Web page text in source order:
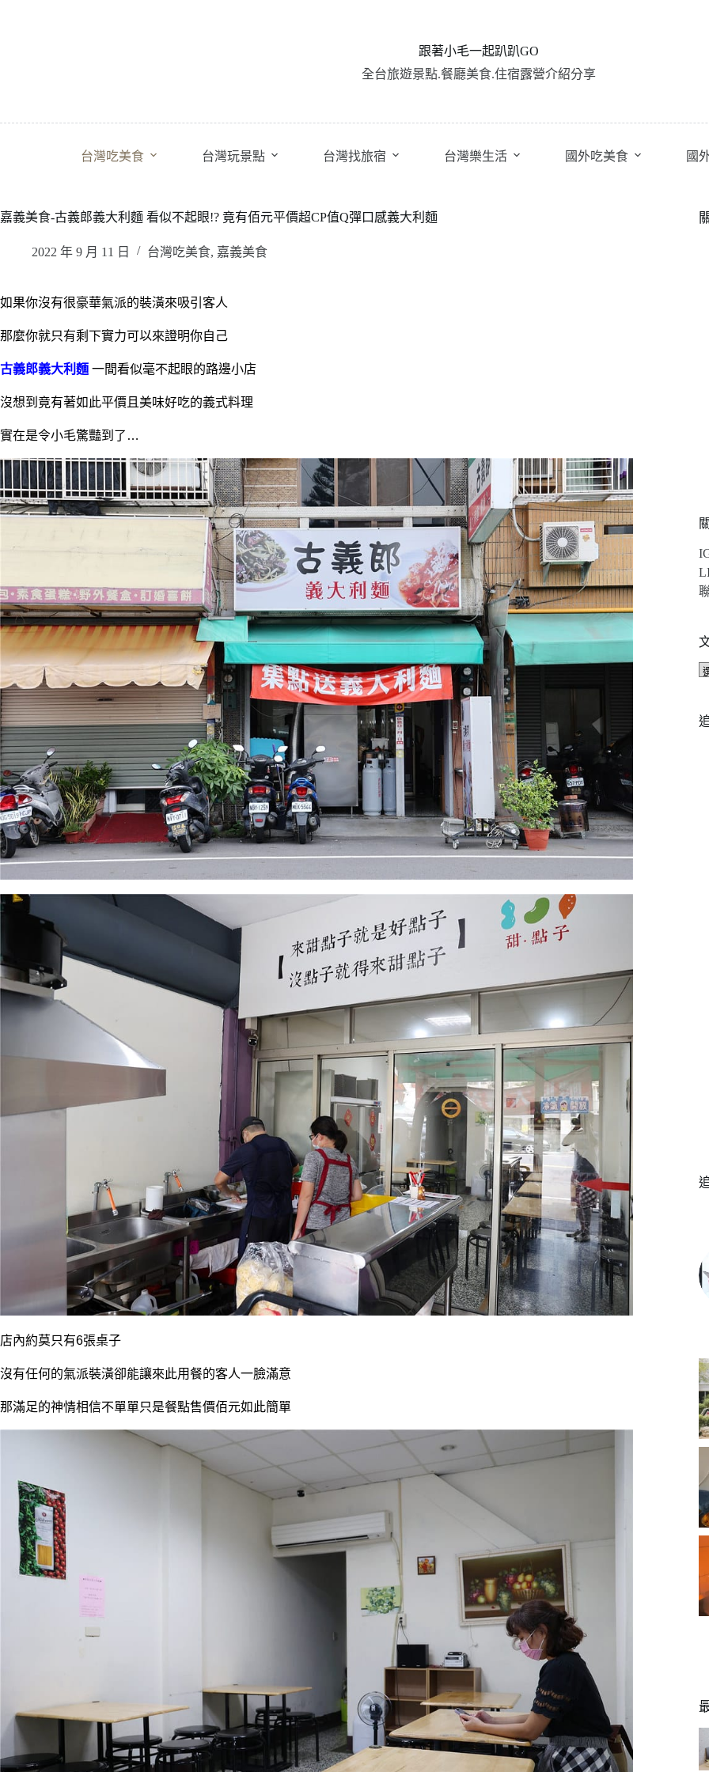
跟著小毛一起趴趴GO
全台旅遊景點.餐廳美食.住宿露營介紹分享
台灣吃美食 台灣玩景點 台灣找旅宿 台灣樂生活 國外吃美食 國
嘉義美食-古義郎義大利麵 看似不起眼!? 竟有佰元平價超CP值Q彈口感義大利麵
2022 年 9 月 11 日 台灣吃美食, 嘉義美食
如果你沒有很豪華氣派的裝潢來吸引客人
那麼你就只有剩下實力可以來證明你自己
古義郎義大利麵 一間看似毫不起眼的路邊小店
沒想到竟有著如此平價且美味好吃的義式料理
實在是令小毛驚豔到了…
店內約莫只有6張桌子
沒有任何的氣派裝潢卻能讓來此用餐的客人一臉滿意
那滿足的神情相信不單單只是餐點售價佰元如此簡單